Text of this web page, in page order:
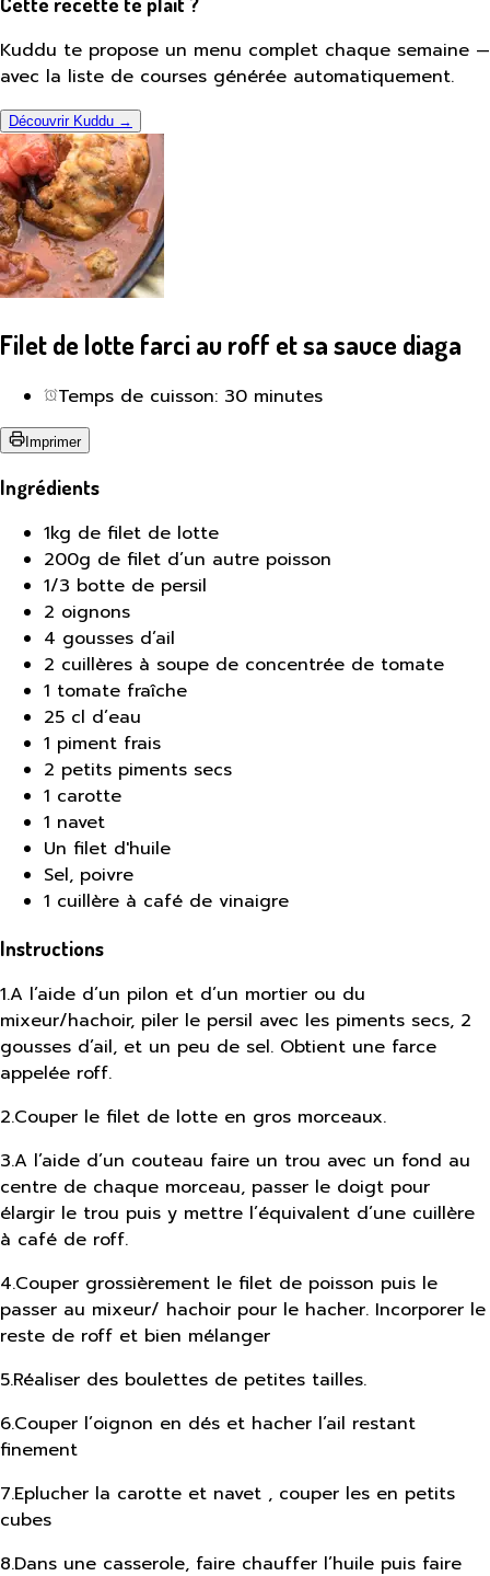
Kuddu te propose un menu complet chaque semaine —
avec la liste de courses générée automatiquement.
Découvrir Kuddu →
Filet de lotte farci au roff et sa sauce diaga
Temps de cuisson: 30 minutes
Imprimer
Ingrédients
1kg de filet de lotte
200g de filet d’un autre poisson
1/3 botte de persil
2 oignons
4 gousses d’ail
2 cuillères à soupe de concentrée de tomate
1 tomate fraîche
25 cl d’eau
1 piment frais
2 petits piments secs
1 carotte
1 navet
Un filet d'huile
Sel, poivre
1 cuillère à café de vinaigre
Instructions
1.A l’aide d’un pilon et d’un mortier ou du
mixeur/hachoir, piler le persil avec les piments secs, 2
gousses d’ail, et un peu de sel. Obtient une farce
appelée roff.
2.Couper le filet de lotte en gros morceaux.
3.A l’aide d’un couteau faire un trou avec un fond au
centre de chaque morceau, passer le doigt pour
élargir le trou puis y mettre l’équivalent d’une cuillère
à café de roff.
4.Couper grossièrement le filet de poisson puis le
passer au mixeur/ hachoir pour le hacher. Incorporer le
reste de roff et bien mélanger
5.Réaliser des boulettes de petites tailles.
6.Couper l’oignon en dés et hacher l’ail restant
finement
7.Eplucher la carotte et navet , couper les en petits
cubes
8.Dans une casserole, faire chauffer l’huile puis faire